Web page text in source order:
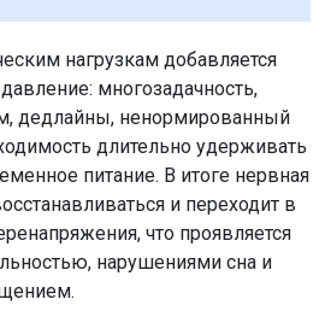
нагрузкам добавляется
многозадачность,
дедлайны, ненормированный
длительно удерживать
питание. В итоге нервная
и переходит в
что проявляется
нарушениями сна и